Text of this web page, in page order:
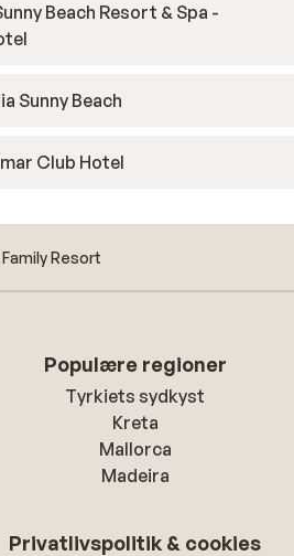
Beach Resort & Spa -
Sunny Beach
Club Hotel
Resort
Populære regioner
Tyrkiets sydkyst
Kreta
Mallorca
Madeira
Privatlivspolitik & cookies